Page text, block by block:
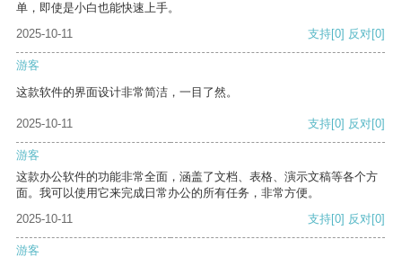
单，即使是小白也能快速上手。
2025-10-11
支持[0] 反对[0]
游客
这款软件的界面设计非常简洁，一目了然。
2025-10-11 支持[0] 反对[0]
游客
这款办公软件的功能非常全面，涵盖了文档、表格、演示文稿等各个方
面。我可以使用它来完成日常办公的所有任务，非常方便。
2025-10-11
支持[0] 反对[0]
游客